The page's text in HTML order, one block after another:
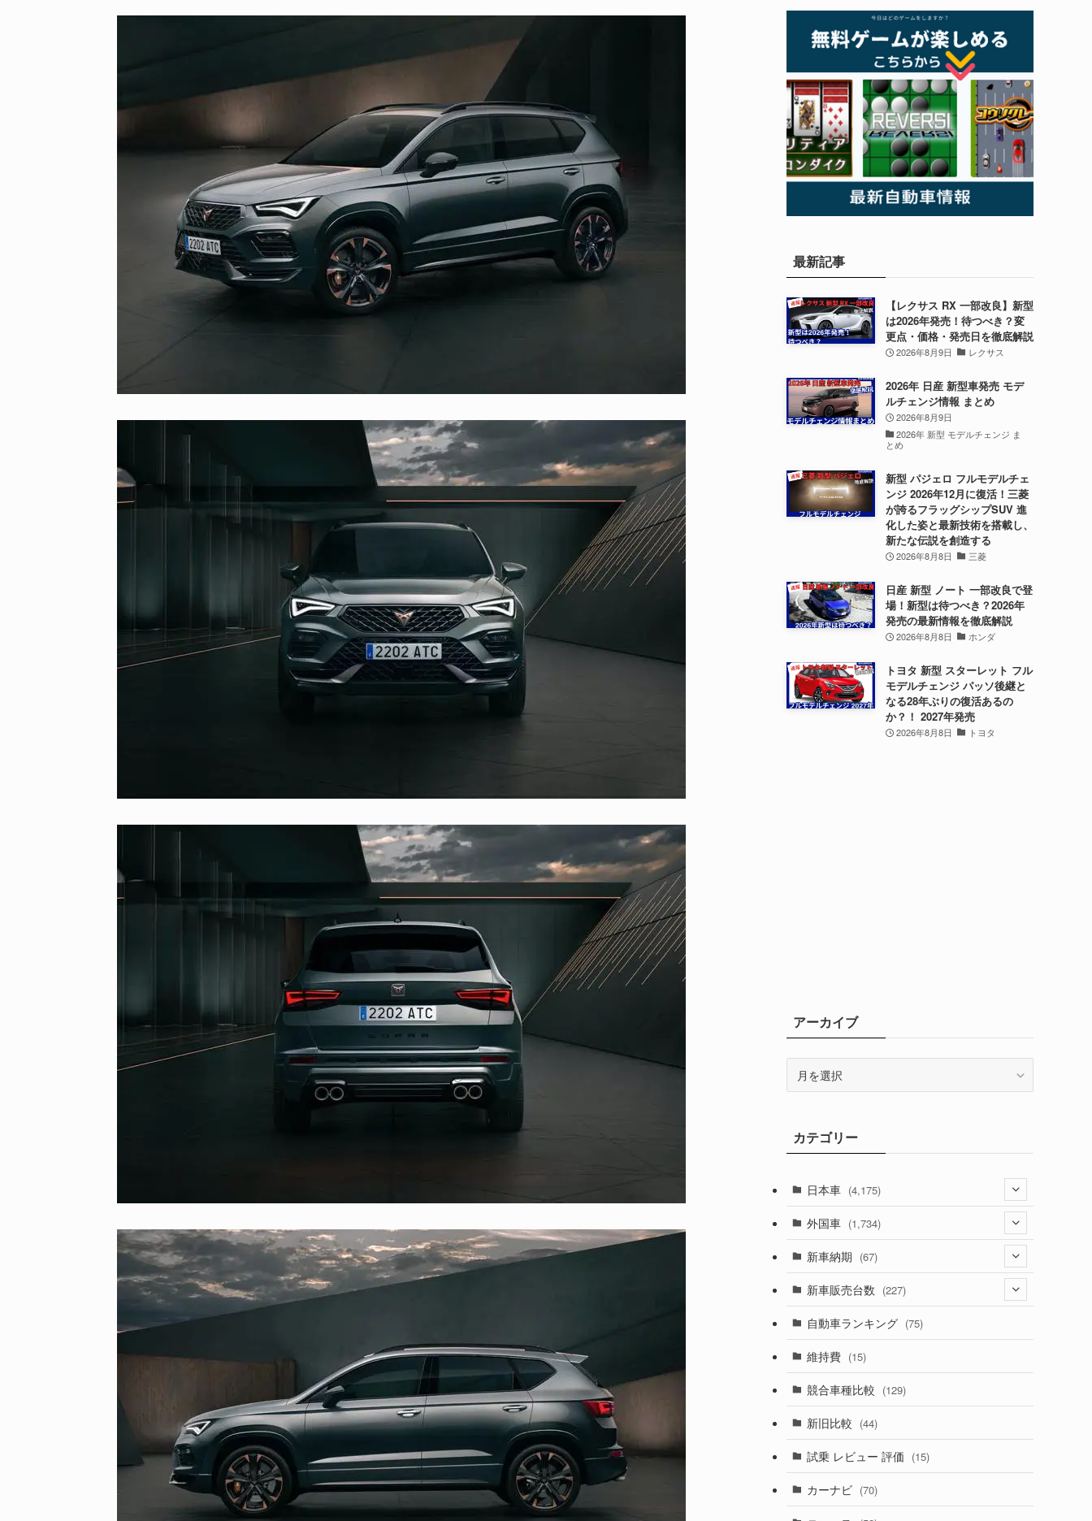
最新記事
【レクサス RX 一部改良】新型
は2026年発売！待つべき？変
更点・価格・発売日を徹底解説
2026年8月9日 レクサス
2026年 日産 新型車発売 モデ
ルチェンジ情報 まとめ
2026年8月9日
2026年 新型 モデルチェンジ ま
とめ
新型 パジェロ フルモデルチェ
ンジ 2026年12月に復活！三菱
が誇るフラッグシップSUV 進
化した姿と最新技術を搭載し、
新たな伝説を創造する
2026年8月8日 三菱
日産 新型 ノート 一部改良で登
場！新型は待つべき？2026年
発売の最新情報を徹底解説
2026年8月8日 ホンダ
トヨタ 新型 スターレット フル
モデルチェンジ パッソ後継と
なる28年ぶりの復活あるの
か？！ 2027年発売
2026年8月8日 トヨタ
アーカイブ
ブカテゴリー
日本車 (4,175)
(1,321)
(330)
(526)
(357)
(328)
(194)
(230)
(253)
外国車 (1,734)
(188)
(242)
(85)
(84)
(14)
(222)
(50)
(58)
新車納期 (67)
(28)
(8)
(3)
(3)
(5)
(1)
新車販売台数 (227)
(21)
(5)
(7)
(5)
自動車ランキング (75)
維持費 (15)
競合車種比較 (129)
新旧比較 (44)
試乗 レビュー 評価 (15)
カーナビ (70)